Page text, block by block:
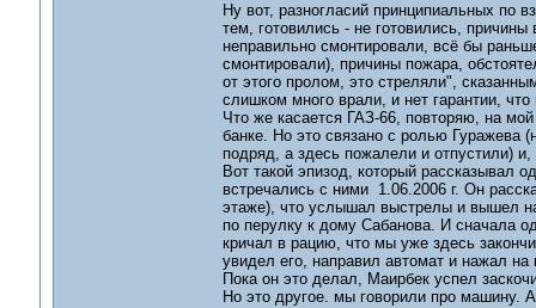
Ну вот, разногласий принципиальных по
тем, готовились - не готовились,
неправильно смонтировали, всё бы
смонтировали), причины пожара,
от этого пролом, это стреляли",
слишком много врали, и нет гарантии, что
Что же касается ГАЗ-66, повторяю, на
банке. Но это связано с ролью Гуражева
подряд, а здесь пожалели и отпустили)
Вот такой эпизод, который рассказывал
встречались с ними 1.06.2006 г. Он
этаже), что услышал выстрелы и вышел
по перулку к дому Сабанова. И сначала
кричал в рацию, что мы уже здесь
увидел его, направил автомат и нажал
Пока он это делал, Маирбек успел
Но это другое. мы говорили про машину.